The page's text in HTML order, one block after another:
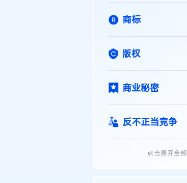
商标
版权
商业秘密
反不正当竞争
植物新品种点击展开全部